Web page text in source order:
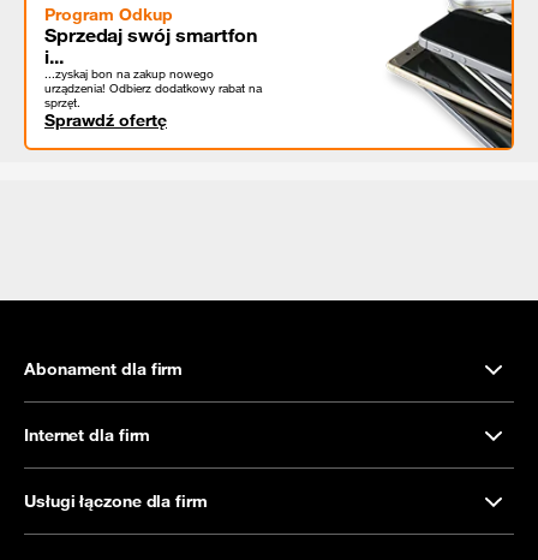
Program Odkup
Sprzedaj swój smartfon
i...
...zyskaj bon na zakup nowego
urządzenia! Odbierz dodatkowy rabat na
sprzęt.
Sprawdź ofertę
Abonament dla firm
Internet dla firm
Usługi łączone dla firm